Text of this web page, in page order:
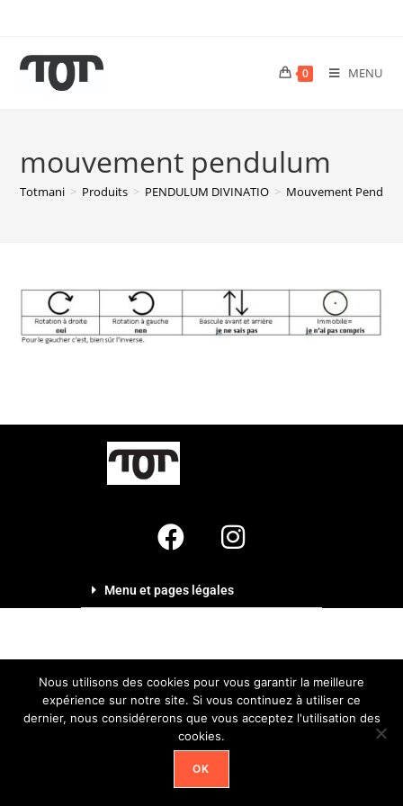
0 MENU
mouvement pendulum
Totmani > Produits > PENDULUM DIVINATIO > Mouvement
Menu et pages légales
Nous utilisons des cookies pour vous garantir la meilleure
expérience sur notre site. Si vous continuez à utiliser ce
dernier, nous considérerons que vous acceptez l'utilisation des
cookies.
OK